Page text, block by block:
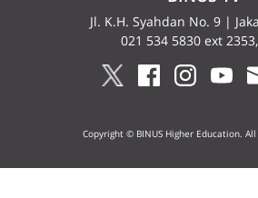
Jl. K.H. Syahdan No. 9 |
021 534 5830 ext
Copyright © BINUS Higher Education.